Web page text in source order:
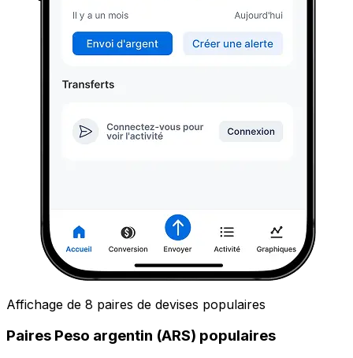
Affichage de 8 paires de devises populaires
Paires Peso argentin (ARS) populaires